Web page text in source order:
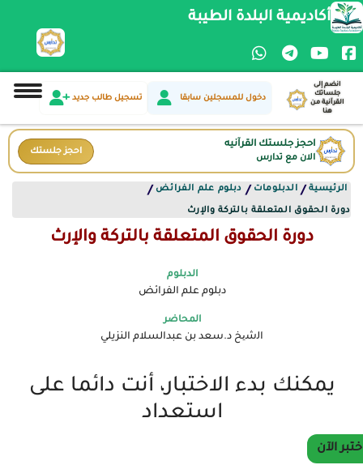
أكاديمية البلدة الطيبة
دخول للمسجلين سابقا تسجيل طالب جديد
انضم إلى
جلساتك
القرآنية من
هنا
احجز جلستك القرآنيه
الان مع تدارس
احجز جلستك
الرئيسية / الدبلومات / دبلوم علم الفرائض /
دورة الحقوق المتعلقة بالتركة والإرث
دورة الحقوق المتعلقة بالتركة والإرث
الدبلوم
دبلوم علم الفرائض
المحاضر
اﻟﺷﯾﺦ د.سعد بن عبدالسلام النزيلي
يمكنك بدء الاختبار، أنت دائما على
استعداد
الآن